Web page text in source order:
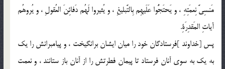
مَنسِيَّ نِعمَتِهِ ، و يَحتَجُّوا عَلَيهِم بِالتَّبليغِ ، و يُثيروا لَهُم دَفائِنَ العُقولِ ، و يُروهُم
آياتِ المَقدِرَةِ.
پس [خداوند ]فرستادگان خود را ميان ايشان برانگيخت ، و پيامبرانش را يك
به يك به سوى آنان فرستاد تا پيمان فطرتش را از آنان باز ستانند ، و نعمت